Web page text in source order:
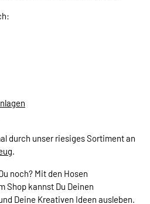
durch unser riesiges Sortiment an
.
noch? Mit den Hosen
Shop kannst Du Deinen
Deine Kreativen Ideen ausleben.